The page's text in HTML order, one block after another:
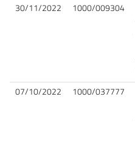
30/11/2022 1000/009304
07/10/2022 1000/037777